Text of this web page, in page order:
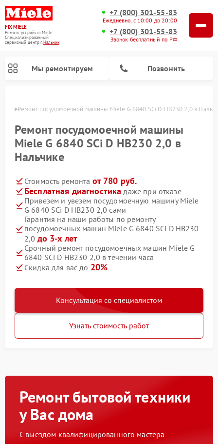
FIX-MIELE
Ремонт устройств Miele
Специализированный
cервисный центр г.Нальчик
+7 (800) 301-55-83
Ежедневно, с 10:00 до 20:00
+7 (800) 301-55-83
Звонок бесплатный по РФ
Мы ремонтируем Позвонить
Ремонт посудомоечной машины Miele G 6840 SCi D HB230 2,0 в
Ремонт посудомоечной машины
Miele G 6840 SCi D HB230 2,0 в
Нальчике
Стоимость ремонта от 780 руб.
Бесплатная диагностика даже при отказе
Привезем и увезем посудомоечную машину Miele
G 6840 SCi D HB230 2,0 сами
Гарантия на наши работы по ремонту
посудомоечных машин Miele G 6840 SCi D HB230
2,0 до 3-х лет
Срочный ремонт посудомоечных машин Miele G
6840 SCi D HB230 2,0 в течении часа
Скидка для вас до 20%
Консультация со специалистом
Узнать стоимость работ
Ремонт бытовой техники
у Вас дома
С выездом квалифицированного мастера